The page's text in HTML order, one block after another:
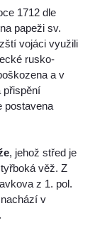
1712 dle
papeži sv.
vojáci využili
rusko-
a v
přispění
postavena
, jehož střed je
věž. Z
z 1. pol.
v